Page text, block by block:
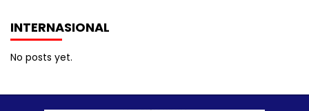
INTERNASIONAL
No posts yet.